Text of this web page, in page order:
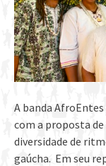
A banda
com a proposta
diversidade de
gaúcha. Em seu